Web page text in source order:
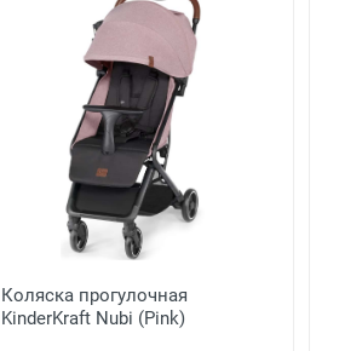
Коляска прогулочная
KinderKraft Nubi (Pink)